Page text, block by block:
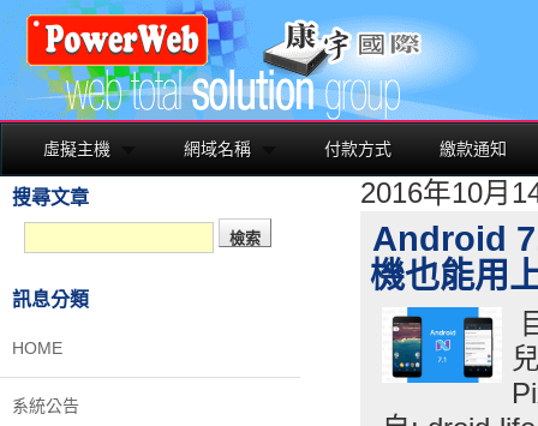
虛擬主機 網域名稱 付款方式 繳款通知
搜尋文章
訊息分類
HOME
系統公告
2016年10月
Android
機也能用